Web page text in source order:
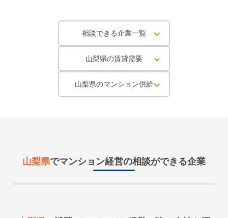
相談できる企業一覧
山梨県の賃貸需要
山梨県のマンション供給
山梨県でマンション経営の相談ができる企業